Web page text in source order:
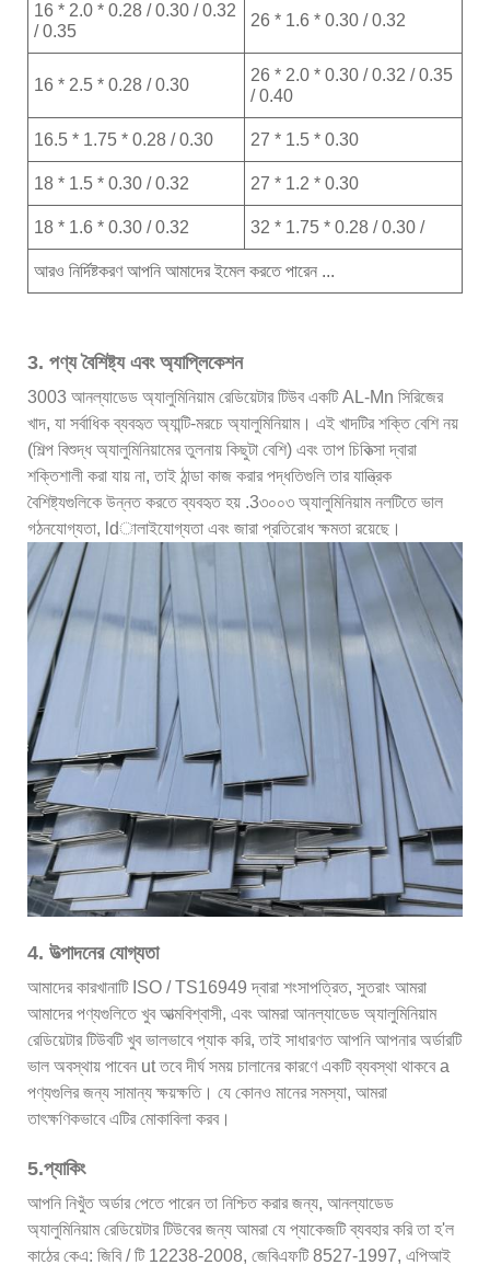
16 * 2.0 * 0.28 / 0.30 / 0.32
/ 0.35
26 * 1.6 * 0.30 / 0.32
16 * 2.5 * 0.28 / 0.30
26 * 2.0 * 0.30 / 0.32 / 0.35
/ 0.40
16.5 * 1.75 * 0.28 / 0.30 27 * 1.5 * 0.30
18 * 1.5 * 0.30 / 0.32 27 * 1.2 * 0.30
18 * 1.6 * 0.30 / 0.32 32 * 1.75 * 0.28 / 0.30 /
আরও নির্দিষ্টকরণ আপনি আমাদের ইমেল করতে পারেন ...
3. পণ্য বৈশিষ্ট্য এবং অ্যাপ্লিকেশন
3003 আনল্যাডেড অ্যালুমিনিয়াম রেডিয়েটার টিউব একটি AL-Mn সিরিজের
খাদ, যা সর্বাধিক ব্যবহৃত অ্যান্টি-মরচে অ্যালুমিনিয়াম। এই খাদটির শক্তি বেশি নয়
(শিল্প বিশুদ্ধ অ্যালুমিনিয়ামের তুলনায় কিছুটা বেশি) এবং তাপ চিকিত্সা দ্বারা
শক্তিশালী করা যায় না, তাই ঠান্ডা কাজ করার পদ্ধতিগুলি তার যান্ত্রিক
বৈশিষ্ট্যগুলিকে উন্নত করতে ব্যবহৃত হয় .3৩০০৩ অ্যালুমিনিয়াম নলটিতে ভাল
গঠনযোগ্যতা, ldালাইযোগ্যতা এবং জারা প্রতিরোধ ক্ষমতা রয়েছে।
4. উত্পাদনের যোগ্যতা
আমাদের কারখানাটি ISO / TS16949 দ্বারা শংসাপত্রিত, সুতরাং আমরা
আমাদের পণ্যগুলিতে খুব আত্মবিশ্বাসী, এবং আমরা আনল্যাডেড অ্যালুমিনিয়াম
রেডিয়েটার টিউবটি খুব ভালভাবে প্যাক করি, তাই সাধারণত আপনি আপনার অর্ডারটি
ভাল অবস্থায় পাবেন ut তবে দীর্ঘ সময় চালানের কারণে একটি ব্যবস্থা থাকবে a
পণ্যগুলির জন্য সামান্য ক্ষয়ক্ষতি। যে কোনও মানের সমস্যা, আমরা
তাৎক্ষণিকভাবে এটির মোকাবিলা করব।
5.প্যাকিং
আপনি নিখুঁত অর্ডার পেতে পারেন তা নিশ্চিত করার জন্য, আনল্যাডেড
অ্যালুমিনিয়াম রেডিয়েটার টিউবের জন্য আমরা যে প্যাকেজটি ব্যবহার করি তা হ'ল
কাঠের কেএ: জিবি / টি 12238-2008, জেবিএফটি 8527-1997, এপিআই